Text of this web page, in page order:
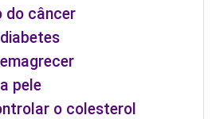
do câncer
pele
o colesterol